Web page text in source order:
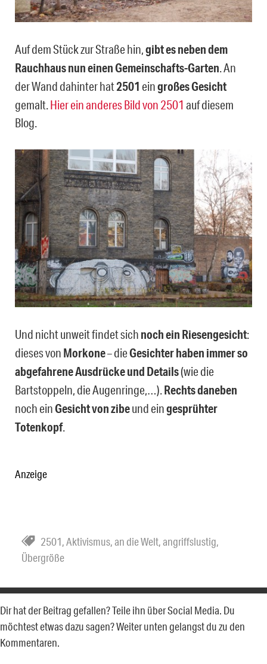
Auf dem Stück zur Straße hin, gibt es neben dem
Rauchhaus nun einen Gemeinschafts-Garten . An
der Wand dahinter hat2501 eingroßes Gesicht
gemalt. Hier ein anderes Bild von 2501 auf diesem
Blog.
Und nicht unweit findet sich noch ein Riesengesicht:
dieses von Morkone– dieGesichter haben immer so
abgefahrene Ausdrücke und Details(wie die
Bartstoppeln, die Augenringe,…). Rechts daneben
noch einGesicht von zibeund eingesprühter
Totenkopf.
Anzeige
2501,Aktivismus,an die Welt,angriffslustig,
Übergröße
Dir hat der Beitrag gefallen? Teile ihn über Social Media. Du
möchtest etwas dazu sagen? Weiter unten gelangst du zu den
Kommentaren.